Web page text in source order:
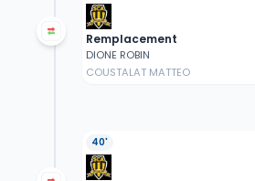
Remplacement
DIONE ROBIN
COUSTALAT MATTEO
40'